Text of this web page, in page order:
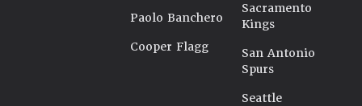
Paolo Banchero
Cooper Flagg
Sacramento
Kings
San Antonio
Spurs
Seattle